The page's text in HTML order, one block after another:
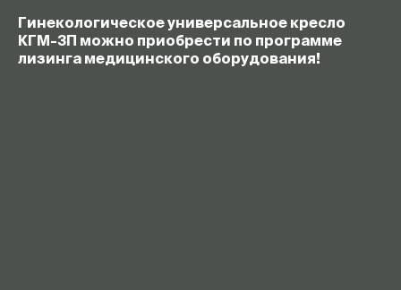
Гинекологическое универсальное кресло
КГМ-3П можно приобрести по программе
лизинга медицинского оборудования!